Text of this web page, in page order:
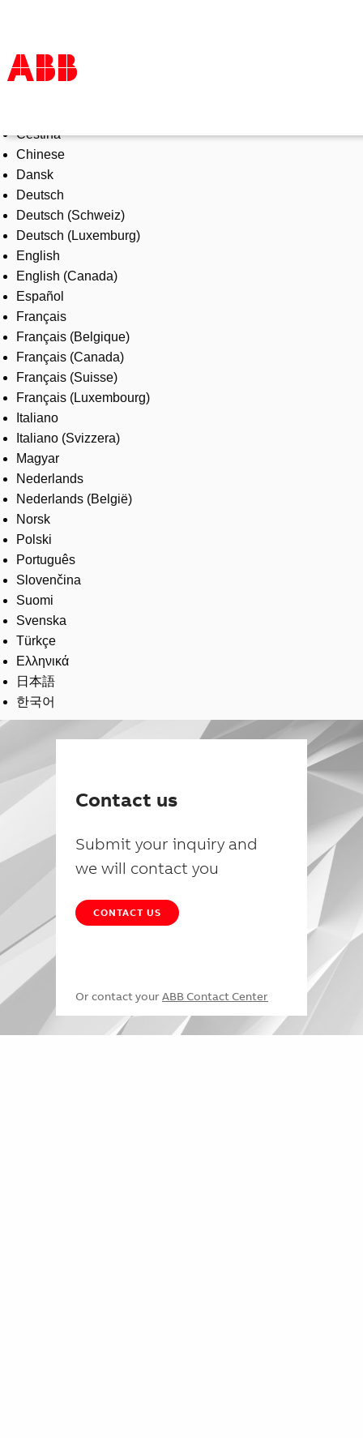
Products & Solutions
Industries
Services
About us
Where to buy
Contact us
Careers
Čeština
Chinese
Dansk
Deutsch
Deutsch (Schweiz)
Deutsch (Luxemburg)
English
English (Canada)
Español
Français
Français (Belgique)
Français (Canada)
Français (Suisse)
Français (Luxembourg)
Italiano
Italiano (Svizzera)
Magyar
Nederlands
Nederlands (België)
Norsk
Polski
Português
Slovenčina
Suomi
Svenska
Türkçe
Ελληνικά
日本語
한국어
Contact us
Submit your inquiry and
we will contact you
CONTACT US
Or contact your ABB Contact Center